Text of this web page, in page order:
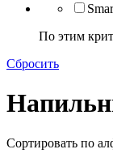
По этим
Сбросить
Сортировать по